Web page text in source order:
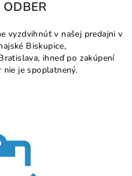
vyzdvihnúť v našej predajni v
Biskupice,
ihneď po zakúpení
je spoplatnený.